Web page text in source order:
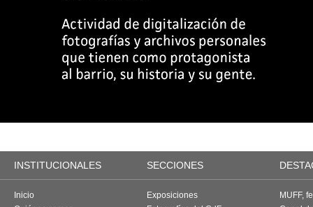
INSTITUCIONALES SECCIONES
Inicio
Exposiciones
MUFF,